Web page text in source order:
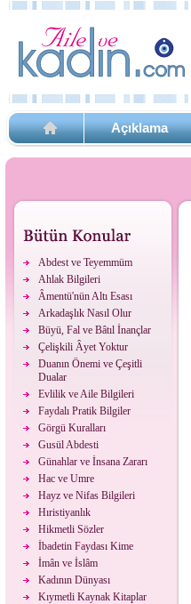
Açıklama
Abdest ve Teyemmüm
Ahlak Bilgileri
Âmentü'nün Altı Esası
Arkadaşlık Nasıl Olur
Büyü, Fal ve Bâtıl İnançlar
Çelişkili Âyet Yoktur
Duanın Önemi ve Çeşitli
Dualar
Evlilik ve Aile Bilgileri
Faydalı Pratik Bilgiler
Görgü Kuralları
Gusül Abdesti
Günahlar ve İnsana Zararı
Hac ve Umre
Hayz ve Nifas Bilgileri
Hıristiyanlık
Hikmetli Sözler
İbadetin Faydası Kime
İmân ve İslâm
Kadının Dünyası
Kıymetli Kaynak Kitaplar